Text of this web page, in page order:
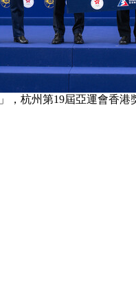
，杭州第19屆亞運會香